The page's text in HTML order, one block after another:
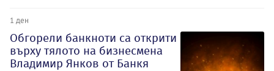
1 ден
Обгорели банкноти са открити
върху тялото на бизнесмена
Владимир Янков от Банкя